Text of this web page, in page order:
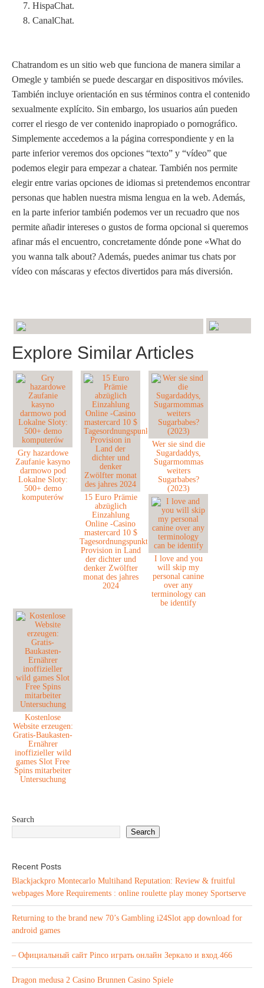
HispaChat.
CanalChat.
Chatrandom es un sitio web que funciona de manera similar a
Omegle y también se puede descargar en dispositivos móviles.
También incluye orientación en sus términos contra el contenido
sexualmente explícito. Sin embargo, los usuarios aún pueden
correr el riesgo de ver contenido inapropiado o pornográfico.
Simplemente accedemos a la página correspondiente y en la
parte inferior veremos dos opciones “texto” y “vídeo” que
podemos elegir para empezar a chatear. También nos permite
elegir entre varias opciones de idiomas si pretendemos encontrar
personas que hablen nuestra misma lengua en la web. Además,
en la parte inferior también podemos ver un recuadro que nos
permite añadir intereses o gustos de forma opcional si queremos
afinar más el encuentro, concretamente dónde pone «What do
you wanna talk about? Además, puedes animar tus chats por
vídeo con máscaras y efectos divertidos para más diversión.
Explore Similar Articles
Gry hazardowe
Zaufanie kasyno
darmowo pod
Lokalne Sloty:
500+ demo
komputerów
15 Euro Prämie
abzüglich
Einzahlung
Online -Casino
mastercard 10 $
Tagesordnungspunkt
Provision in Land
der dichter und
denker Zwölfter
monat des jahres
2024
Wer sie sind die
Sugardaddys,
Sugarmommas
weiters
Sugarbabes?
(2023)
I love and you
will skip my
personal canine
over any
terminology can
be identify
Kostenlose
Website erzeugen:
Gratis-Baukasten-
Ernährer
inoffizieller wild
games Slot Free
Spins mitarbeiter
Untersuchung
Search
Search
Recent Posts
Blackjackpro Montecarlo Multihand Reputation: Review & fruitful
webpages More Requirements : online roulette play money Sportserve
Returning to the brand new 70’s Gambling i24Slot app download for
android games
– Официальный сайт Pinco играть онлайн Зеркало и вход.466
Dragon medusa 2 Casino Brunnen Casino Spiele